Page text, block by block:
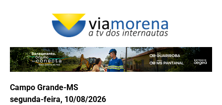
Campo Grande-MS
segunda-feira, 10/08/2026